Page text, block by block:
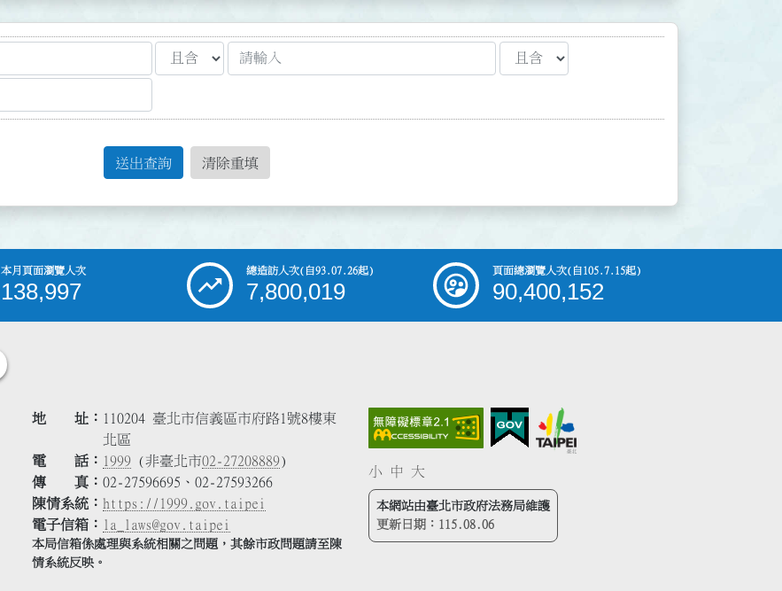
送出查詢 清除重填
本月頁面瀏覽人次
138,997
總造訪人次(自93.07.26起)
7,800,019
頁面總瀏覽人次(自105.7.15起)
90,400,152
地 址
110204 臺北市信義區市府路1號8樓東
北區
電 話
1999 (非臺北市02-27208889)
傳 真
02-27596695、02-27593266
陳情系統
https://1999.gov.taipei
電子信箱
la_laws@gov.taipei
本局信箱係處理與系統相關之問題，其餘市政問題請至陳
情系統反映。
小 中 大
本網站由臺北市政府法務局維護
更新日期： 115.08.06